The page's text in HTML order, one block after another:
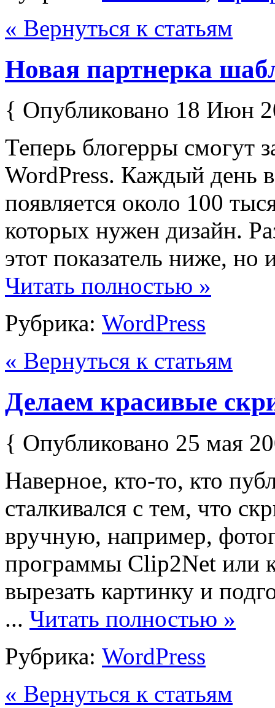
« Вернуться к статьям
Новая партнерка
{ Опубликовано 18 Июн
Теперь блогерры смогут
WordPress. Каждый день
появляется около 100
которых нужен дизайн.
этот показатель ниже,
Читать полностью »
Рубрика: WordPress
« Вернуться к статьям
Делаем красивые
{ Опубликовано 25 мая
Наверное, кто-то, кто
сталкивался с тем, что
вручную, например,
программы Clip2Net или
вырезать картинку и
... Читать полностью »
Рубрика: WordPress
« Вернуться к статьям